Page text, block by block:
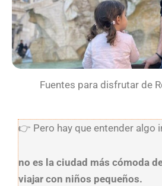
Fuentes para disfrutar de
👉 Pero hay que entender algo
no es la ciudad más cómoda
viajar con niños pequeños.